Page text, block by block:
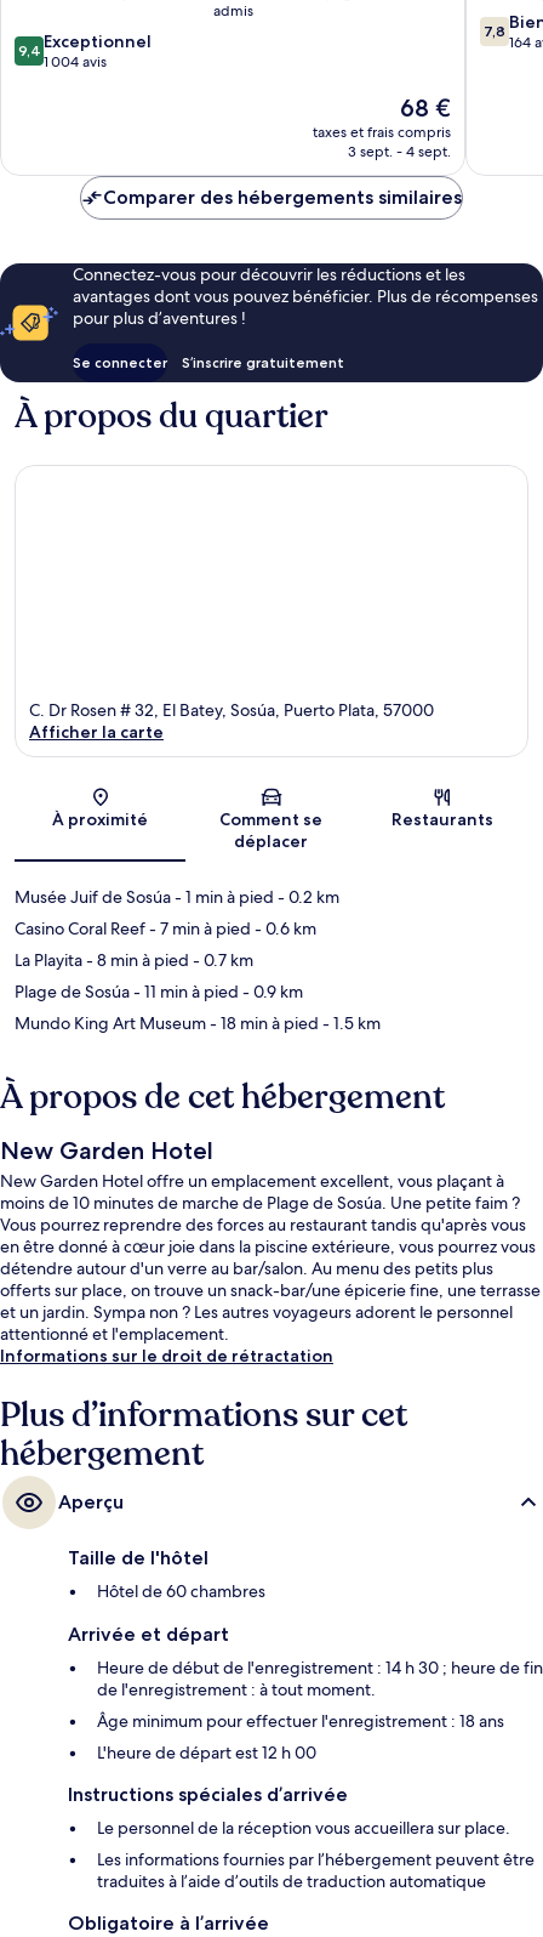
admis
9.4
sur
9,4 Exceptionnel
1 004 avis
Le
nouveau
prix
de
68 €
taxes et frais compris
3 sept. - 4 sept.
7.8
sur
7,8
164
Comparer des hébergements similaires
Connectez-vous pour découvrir les réductions et les
avantages dont vous pouvez bénéficier. Plus de récompenses
pour plus d’aventures !
Se connecter S’inscrire gratuitement
À propos du quartier
Carte
C. Dr Rosen # 32, El Batey, Sosúa, Puerto Plata, 57000
Afficher la carte
À proximité
Comment se
déplacer
Restaurants
Musée Juif de Sosúa- 1 min à pied - 0.2 km
Casino Coral Reef- 7 min à pied - 0.6 km
La Playita- 8 min à pied - 0.7 km
Plage de Sosúa- 11 min à pied - 0.9 km
Mundo King Art Museum- 18 min à pied - 1.5 km
À propos de cet hébergement
New Garden Hotel
New Garden Hotel offre un emplacement excellent, vous plaçant à
moins de 10 minutes de marche de Plage de Sosúa. Une petite faim ?
Vous pourrez reprendre des forces au restaurant tandis qu'après vous
en être donné à cœur joie dans la piscine extérieure, vous pourrez vous
détendre autour d'un verre au bar/salon. Au menu des petits plus
offerts sur place, on trouve un snack-bar/une épicerie fine, une terrasse
et un jardin. Sympa non ? Les autres voyageurs adorent le personnel
attentionné et l'emplacement.
Informations sur le droit de rétractation
Plus d’informations sur cet
hébergement
Aperçu
Taille de l'hôtel
Hôtel de 60 chambres
Arrivée et départ
Heure de début de l'enregistrement : 14 h 30 ; heure de fin
de l'enregistrement : à tout moment.
Âge minimum pour effectuer l'enregistrement : 18 ans
L'heure de départ est 12 h 00
Instructions spéciales d’arrivée
Le personnel de la réception vous accueillera sur place.
Les informations fournies par l’hébergement peuvent être
traduites à l’aide d’outils de traduction automatique
Obligatoire à l’arrivée